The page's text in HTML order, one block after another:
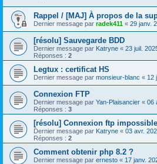
Rappel / [MAJ] À propos de la
Dernier message par radek411 « 29 janv.
[résolu] Sauvegarde BDD
Dernier message par Katryne « 23 juil.
Réponses : 2
Legtux : certificat HS
Dernier message par monsieur-blanc « 12
Connexion FTP
Dernier message par Yan-Plaisancier « 06
Réponses : 3
[résolu] Connexion ftp impossible
Dernier message par Katryne « 03 avr.
Réponses : 2
Comment obtenir php 8.2 ?
Dernier message par ernesto « 17 janv.